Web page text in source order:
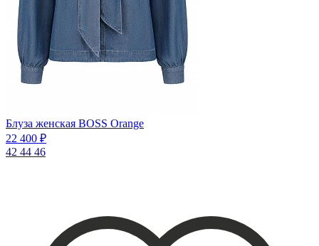
Блуза женская BOSS Orange
22 400 ₽
42 44 46